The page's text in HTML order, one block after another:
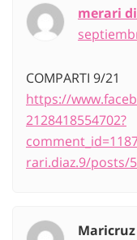
merari
COMPARTI 9/21
https://
2128418554702?
rari.diaz.9/posts/